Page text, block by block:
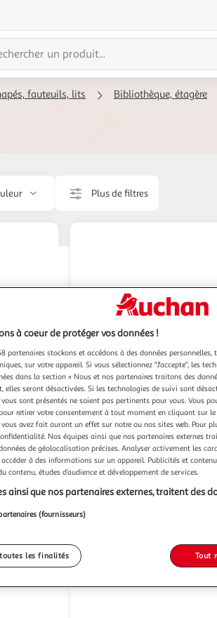
fauteuils, lits Bibliothèque, étagère
Plus de filtres
semaines
DIVERSEtagère murale design
métal et corde natural living -
x h. 45 m - noir
Vendu parToilinux
-20 %
Livr. ou retrait dès 5/6
18,09€
14,47€
à coeur de protéger vos données !
partenaires stockons et accédons à des données
sur votre appareil. Si vous sélectionnez "J'accepte", les
dans la section « Nous et nos partenaires traitons des
elles seront désactivées. Si les technologies de suivi sont
sont présentés ne soient pas pertinents pour vous. Vous
retirer votre consentement à tout moment en cliquant sur le
vous avez fait auront un effet sur notre ou nos sites web. Pour
Nos équipes ainsi que nos partenaires externes
de géolocalisation précises. Analyser activement les
à des informations sur un appareil. Publicités et
contenu, études d’audience et développement de services.
ainsi que nos partenaires externes, traitent des
(fournisseurs)
les finalités Tout